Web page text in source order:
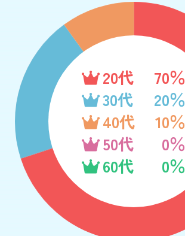
20代
70％
30代
20％
40代
10％
50代
0％
60代
0％